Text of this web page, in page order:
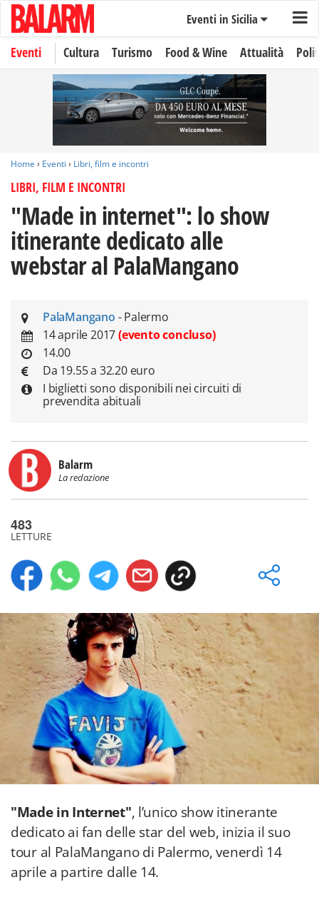
Eventi in Sicilia
Eventi Cultura Turismo Food & Wine Attualità
Home › Eventi › Libri, film e incontri
LIBRI, FILM E INCONTRI
"Made in internet": lo show
itinerante dedicato alle
webstar al PalaMangano
PalaMangano - Palermo
14 aprile 2017(evento concluso)
14.00
Da 19.55 a 32.20 euro
I biglietti sono disponibili nei circuiti di
prevendita abituali
Balarm
La redazione
483
LETTURE
"Made in Internet", l’unico show itinerante
dedicato ai fan delle star del web, inizia il suo
tour al PalaMangano di Palermo, venerdì 14
aprile a partire dalle 14.